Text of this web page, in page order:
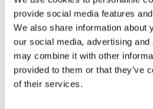
provide social media features
We also share information about
our social media, advertising
may combine it with other
provided to them or that they’ve
of their services.
de septiembre cuando su vuelo
hora. Al darse cuenta de que tal
conexión, preguntó a un
el último tren al centro de
que su viaje después del vuelo
aerolínea. También le